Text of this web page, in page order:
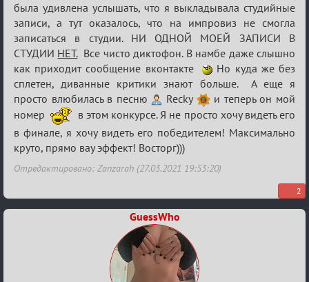
была удивлена услышать, что я выкладывала студийные
записи, а тут оказалось, что на импровиз не смогла
записаться в студии. НИ ОДНОЙ МОЕЙ ЗАПИСИ В
СТУДИИ НЕТ.Все чисто диктофон. В намбе даже слышно
как приходит сообщение вконтакте
Но куда же без
сплетен, диванные критики знают больше. А еще я
просто влюбилась в песню
Recky
и теперь он мой
номер
в этом конкурсе. Я не просто хочу видеть его
в финале, я хочу видеть его победителем! Максимально
круто, прямо вау эффект! Восторг)))
Отредактировано: Zanzarah (27.03.2021 19:53:20)
2
GuessWho